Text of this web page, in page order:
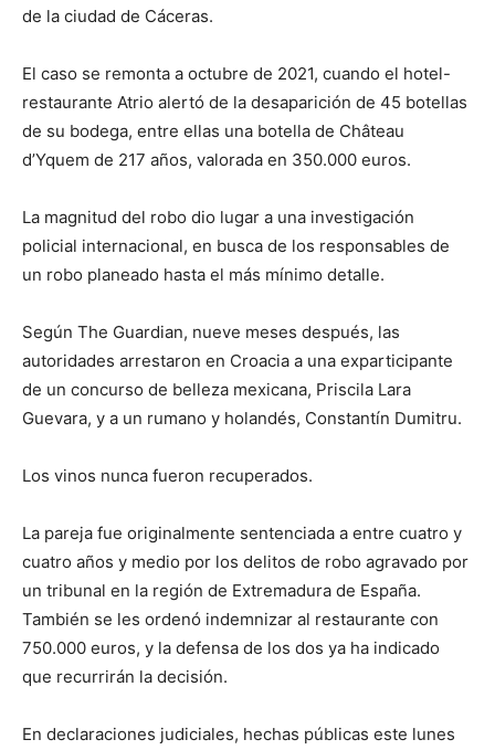
de la ciudad de Cáceras.
El caso se remonta a octubre de 2021, cuando el hotel-
restaurante Atrio alertó de la desaparición de 45 botellas
de su bodega, entre ellas una botella de Château
d’Yquem de 217 años, valorada en 350.000 euros.
La magnitud del robo dio lugar a una investigación
policial internacional, en busca de los responsables de
un robo planeado hasta el más mínimo detalle.
Según The Guardian, nueve meses después, las
autoridades arrestaron en Croacia a una exparticipante
de un concurso de belleza mexicana, Priscila Lara
Guevara, y a un rumano y holandés, Constantín Dumitru.
Los vinos nunca fueron recuperados.
La pareja fue originalmente sentenciada a entre cuatro y
cuatro años y medio por los delitos de robo agravado por
un tribunal en la región de Extremadura de España.
También se les ordenó indemnizar al restaurante con
750.000 euros, y la defensa de los dos ya ha indicado
que recurrirán la decisión.
En declaraciones judiciales, hechas públicas este lunes